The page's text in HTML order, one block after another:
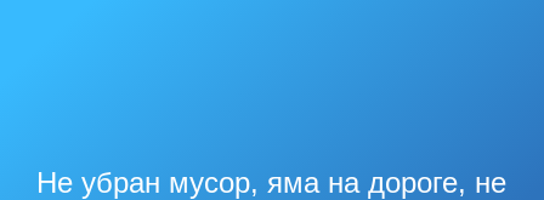
Не убран мусор, яма на дороге, не